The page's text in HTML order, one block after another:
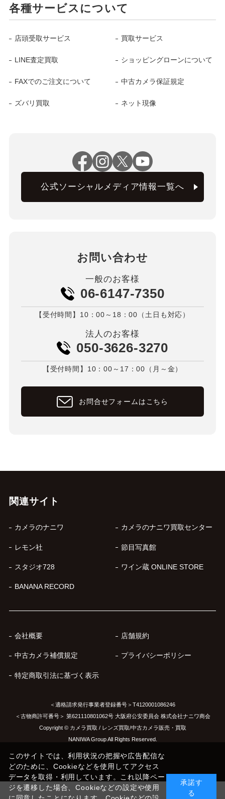
各種サービスについて
店頭受取サービス 買取サービス
LINE査定買取 ショッピングローンについて
FAXでのご注文について 中古カメラ保証規定
ズバリ買取 ネット現像
公式ソーシャルメディア情報一覧へ
お問い合わせ
一般のお客様
06-6147-7350
【受付時間】10：00～18：00（土日も対応）
法人のお客様
050-3626-3270
【受付時間】10：00～17：00（月～金）
お問合せフォームはこちら
関連サイト
カメラのナニワ カメラのナニワ買取センター
レモン社 節目写真館
スタジオ728 ワイン蔵 ONLINE STORE
BANANA RECORD
会社概要 店舗規約
中古カメラ補償規定 プライバシーポリシー
特定商取引法に基づく表示
＜適格請求発行事業者登録番号＞T4120001086246
＜古物商許可番号＞ 第621110801062号 大阪府公安委員会 株式会社ナニワ商会
Copyright © カメラ買取 / レンズ買取/中古カメラ販売・買取
NANIWA Group All Rights Reserved.
このサイトでは、利用状況の把握や広告配信な
どのために、Cookieなどを使用してアクセス
データを取得・利用しています。これ以降ペー
ジを遷移した場合、Cookieなどの設定や使用
承諾す
る